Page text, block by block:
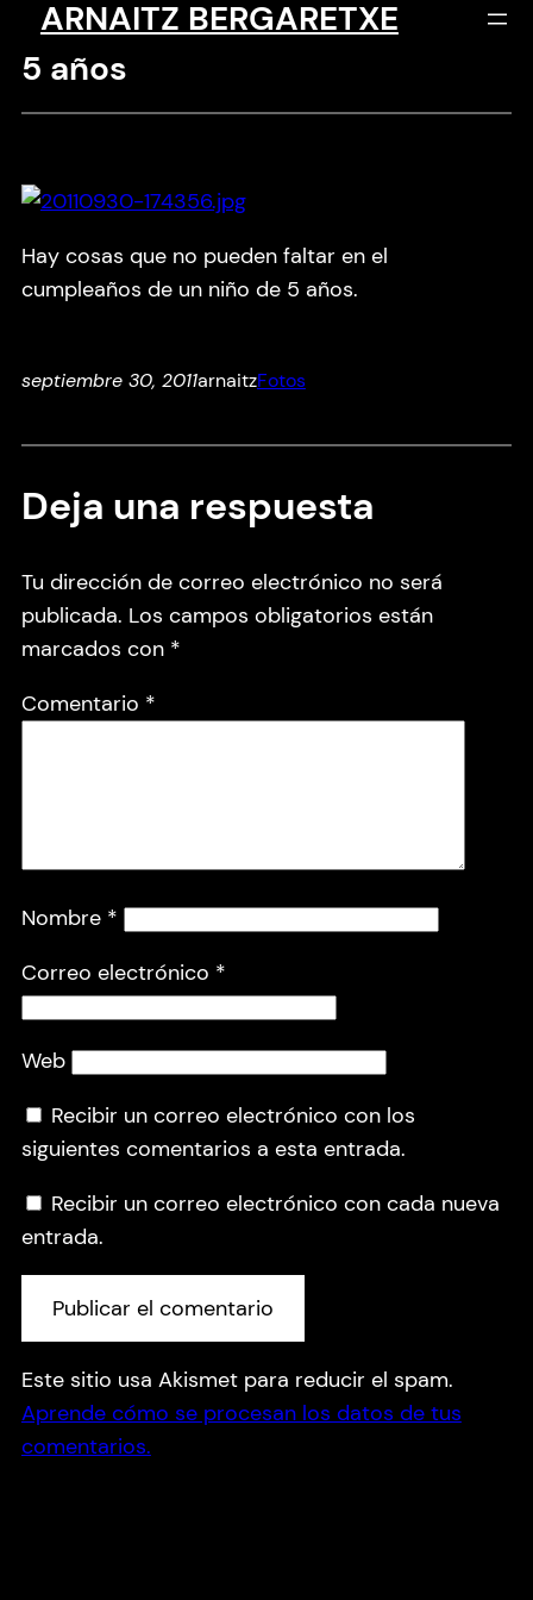
Saltar
contenido
ARNAITZ BERGARETXE
5 años
Hay cosas que no pueden faltar en el
cumpleaños de un niño de 5 años.
septiembre 30, 2011arnaitzFotos
Deja una respuesta
Tu dirección de correo electrónico no será
publicada. Los campos obligatorios están
marcados con *
Comentario *
Nombre *
Correo electrónico *
Web
Recibir un correo electrónico con los
siguientes comentarios a esta entrada.
Recibir un correo electrónico con cada nueva
entrada.
Este sitio usa Akismet para reducir el spam.
Aprende cómo se procesan los datos de tus
comentarios.